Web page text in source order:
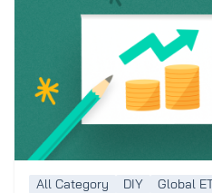
All Category DIY Global